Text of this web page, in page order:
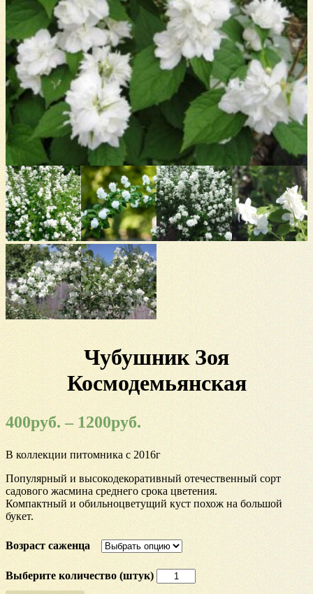
Чубушник Зоя
Космодемьянская
400руб. – 1200руб.
В коллекции питомника с 2016г
Популярный и высокодекоративный отечественный сорт
садового жасмина среднего срока цветения.
Компактный и обильноцветущий куст похож на большой
букет.
Возраст саженца
Количество
Чубушник